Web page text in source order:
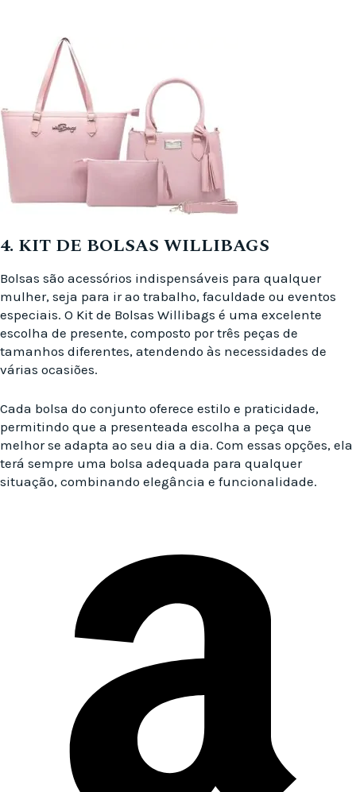
4. KIT DE BOLSAS WILLIBAGS
Bolsas são acessórios indispensáveis para qualquer
mulher, seja para ir ao trabalho, faculdade ou eventos
especiais. O Kit de Bolsas Willibags é uma excelente
escolha de presente, composto por três peças de
tamanhos diferentes, atendendo às necessidades de
várias ocasiões.
Cada bolsa do conjunto oferece estilo e praticidade,
permitindo que a presenteada escolha a peça que
melhor se adapta ao seu dia a dia. Com essas opções, ela
terá sempre uma bolsa adequada para qualquer
situação, combinando elegância e funcionalidade.